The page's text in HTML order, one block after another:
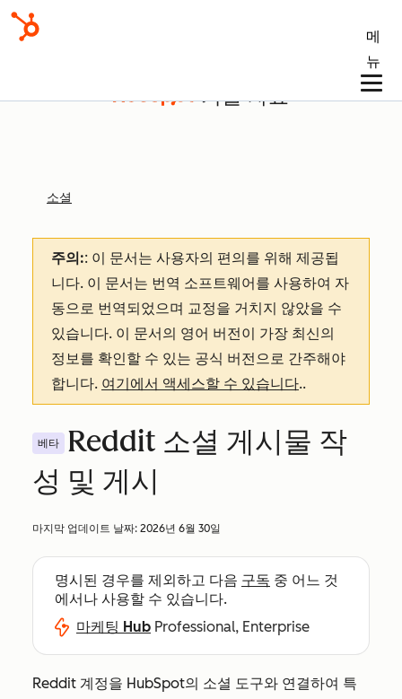
메
뉴
기술 자료
소셜
주의:: 이 문서는 사용자의 편의를 위해 제공됩
니다. 이 문서는 번역 소프트웨어를 사용하여 자
동으로 번역되었으며 교정을 거치지 않았을 수
있습니다. 이 문서의 영어 버전이 가장 최신의
정보를 확인할 수 있는 공식 버전으로 간주해야
합니다. 여기에서 액세스할 수 있습니다..
베타
Reddit 소셜 게시물 작
성 및 게시
마지막 업데이트 날짜: 2026년 6월 30일
명시된 경우를 제외하고 다음 구독 중 어느 것
에서나 사용할 수 있습니다.
마케팅 Hub Professional, Enterprise
Reddit 계정을 HubSpot의 소셜 도구와 연결하여 특